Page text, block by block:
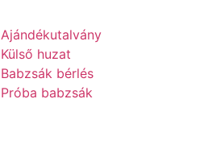
Ajándékutalvány
Külső huzat
Babzsák bérlés
Próba babzsák